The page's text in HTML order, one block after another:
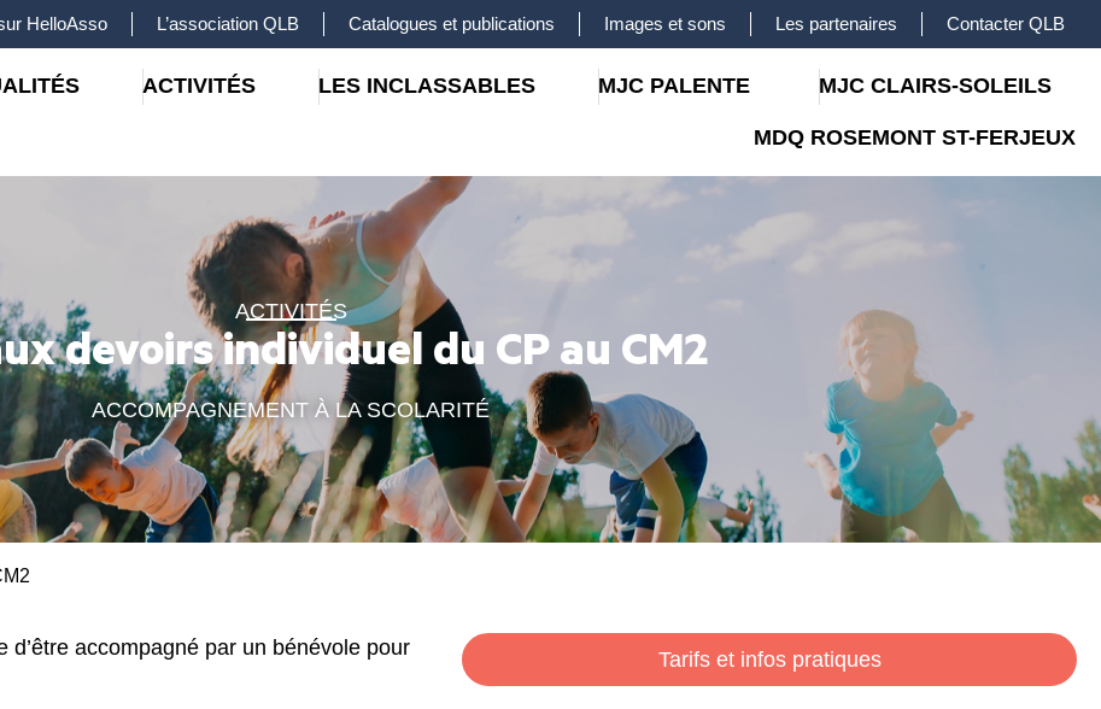
HelloAsso L’association QLB Catalogues et publications Images et sons Les partenaires Contacter QLB
ACTIVITÉS LES INCLASSABLES MJC PALENTE MJC CLAIRS-SOLEILS
MDQ ROSEMONT ST-FERJEUX
ACTIVITÉS
devoirs individuel du CP au CM2
ACCOMPAGNEMENT À LA SCOLARITÉ
accompagné par un bénévole pour
Tarifs et infos pratiques